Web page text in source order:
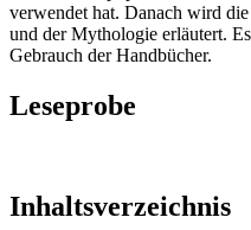
verwendet hat. Danach wird
und der Mythologie erläutert.
Gebrauch der Handbücher.
Leseprobe
Inhaltsverzeichnis